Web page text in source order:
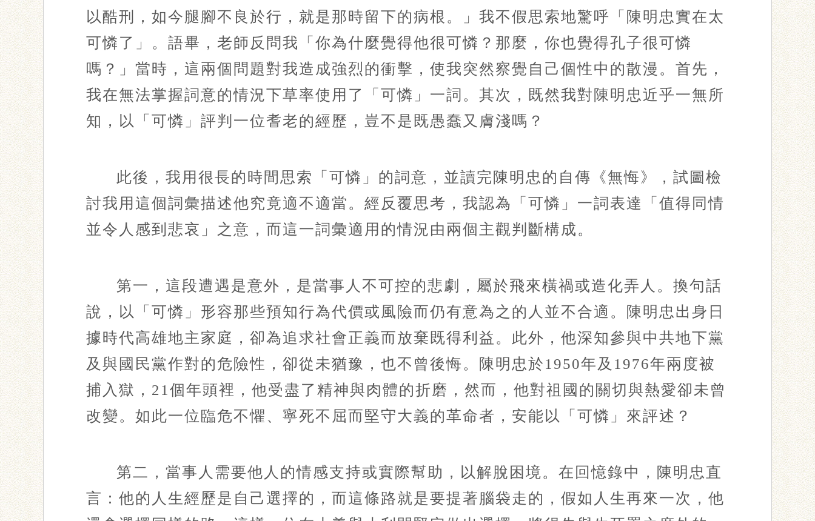
以酷刑，如今腿腳不良於行，就是那時留下的病根。」我不假思索地驚呼「陳明忠實在太
可憐了」。語畢，老師反問我「你為什麼覺得他很可憐？那麼，你也覺得孔子很可憐
嗎？」當時，這兩個問題對我造成強烈的衝擊，使我突然察覺自己個性中的散漫。首先，
我在無法掌握詞意的情況下草率使用了「可憐」一詞。其次，既然我對陳明忠近乎一無所
知，以「可憐」評判一位耆老的經歷，豈不是既愚蠢又膚淺嗎？
此後，我用很長的時間思索「可憐」的詞意，並讀完陳明忠的自傳《無悔》，試圖檢
討我用這個詞彙描述他究竟適不適當。經反覆思考，我認為「可憐」一詞表達「值得同情
並令人感到悲哀」之意，而這一詞彙適用的情況由兩個主觀判斷構成。
第一，這段遭遇是意外，是當事人不可控的悲劇，屬於飛來橫禍或造化弄人。換句話
說，以「可憐」形容那些預知行為代價或風險而仍有意為之的人並不合適。陳明忠出身日
據時代高雄地主家庭，卻為追求社會正義而放棄既得利益。此外，他深知參與中共地下黨
及與國民黨作對的危險性，卻從未猶豫，也不曾後悔。陳明忠於1950年及1976年兩度被
捕入獄，21個年頭裡，他受盡了精神與肉體的折磨，然而，他對祖國的關切與熱愛卻未曾
改變。如此一位臨危不懼、寧死不屈而堅守大義的革命者，安能以「可憐」來評述？
第二，當事人需要他人的情感支持或實際幫助，以解脫困境。在回憶錄中，陳明忠直
言：他的人生經歷是自己選擇的，而這條路就是要提著腦袋走的，假如人生再來一次，他